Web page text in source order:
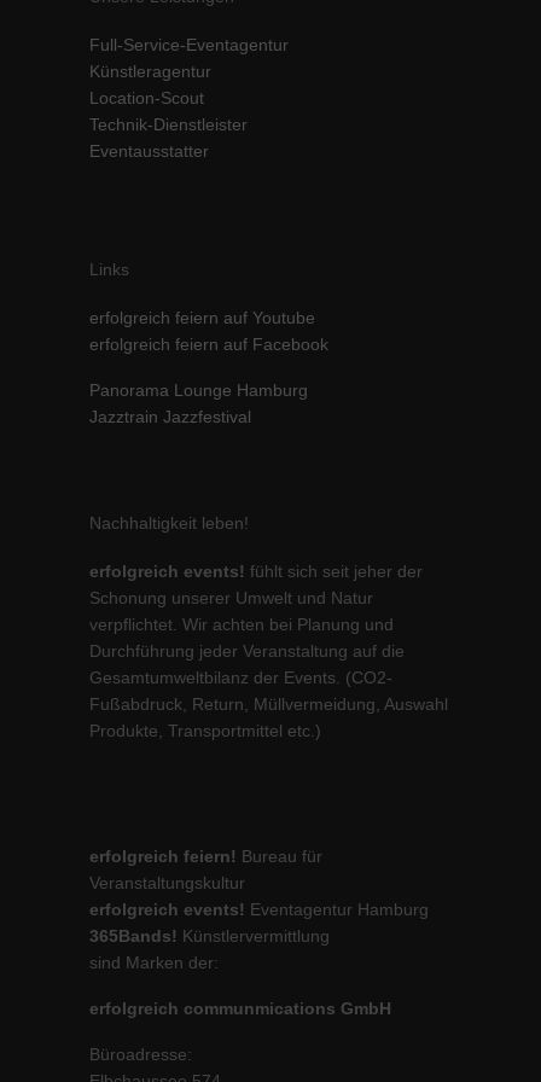
Full-Service-Eventagentur
Künstleragentur
Location-Scout
Technik-Dienstleister
Eventausstatter
Links
erfolgreich feiern auf Youtube
erfolgreich feiern auf Facebook
Panorama Lounge Hamburg
Jazztrain Jazzfestival
Nachhaltigkeit leben!
erfolgreich events! fühlt sich seit jeher der
Schonung unserer Umwelt und Natur
verpflichtet. Wir achten bei Planung und
Durchführung jeder Veranstaltung auf die
Gesamtumweltbilanz der Events. (CO2-
Fußabdruck, Return, Müllvermeidung, Auswahl
Produkte, Transportmittel etc.)
erfolgreich feiern! Bureau für
Veranstaltungskultur
erfolgreich events! Eventagentur Hamburg
365Bands! Künstlervermittlung
sind Marken der:
erfolgreich communmications GmbH
Büroadresse:
standardmäßig blockiert. Wenn Cookies von externen Medien akzeptiert
werden, bedarf der Zugriff auf diese Inhalte keiner manuellen Einwilligung
Cookie-Informationen anzeigen
powered by Borlabs Cookie